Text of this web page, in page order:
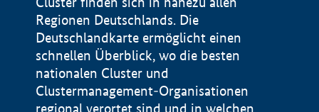
Regionen Deutschlands. Die
Deutschlandkarte ermöglicht einen
schnellen Überblick, wo die besten
nationalen Cluster und
Clustermanagement-Organisationen
regional verortet sind und in welchen